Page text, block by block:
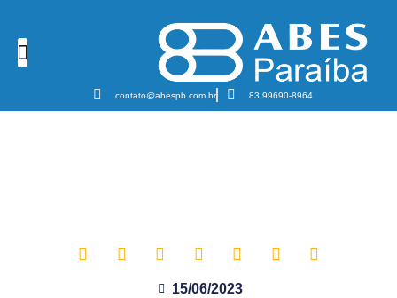
contato@abespb.com.br 83 99690-8964
15/06/2023